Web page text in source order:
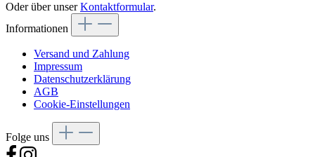
Oder über unserKontaktformular.
Informationen
Versand und Zahlung
Impressum
Datenschutzerklärung
AGB
Cookie-Einstellungen
Folge uns